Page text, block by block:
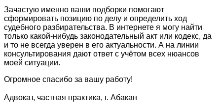
Зачастую именно ваши подборки помогают
сформировать позицию по делу и определить ход
судебного разбирательства. В интернете я могу найти
только какой-нибудь законодательный акт или кодекс, да
и то не всегда уверен в его актуальности. А на линии
консультирования дают ответ с учётом всех нюансов
моей ситуации.
Огромное спасибо за вашу работу!
Адвокат, частная практика, г. Абакан